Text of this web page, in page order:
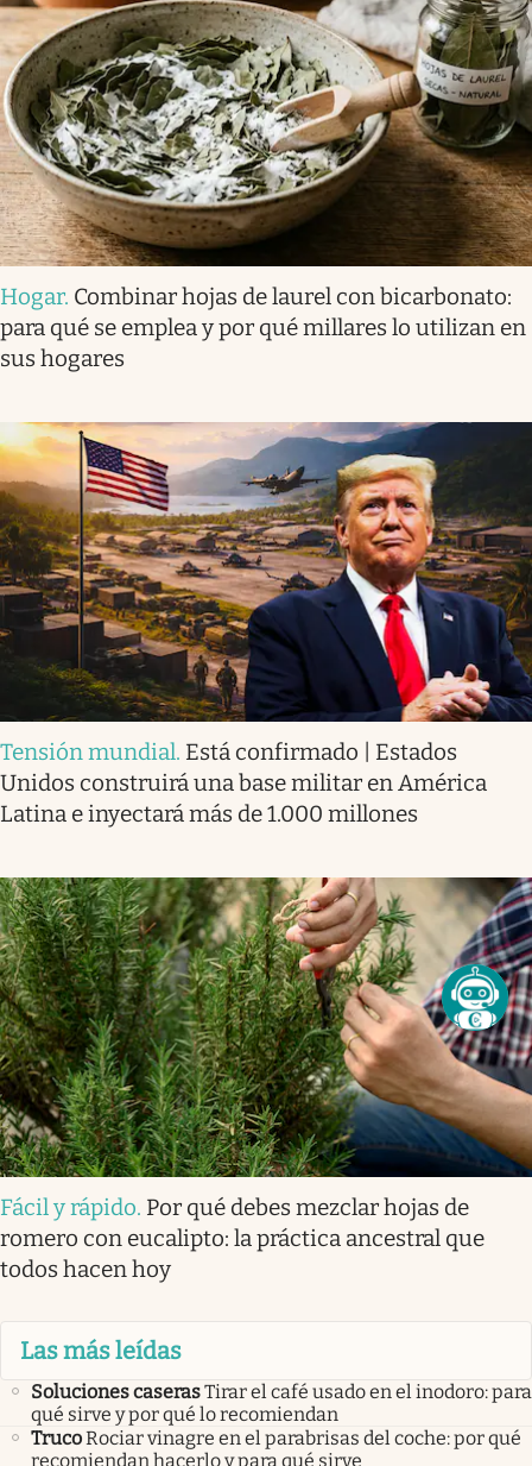
Hogar. Combinar hojas de laurel con bicarbonato:
para qué se emplea y por qué millares lo utilizan en
sus hogares
Tensión mundial. Está confirmado | Estados
Unidos construirá una base militar en América
Latina e inyectará más de 1.000 millones
Fácil y rápido. Por qué debes mezclar hojas de
romero con eucalipto: la práctica ancestral que
todos hacen hoy
Las más leídas
Soluciones caserasTirar el café usado en el inodoro: para
qué sirve y por qué lo recomiendan
TrucoRociar vinagre en el parabrisas del coche: por qué
recomiendan hacerlo y para qué sirve